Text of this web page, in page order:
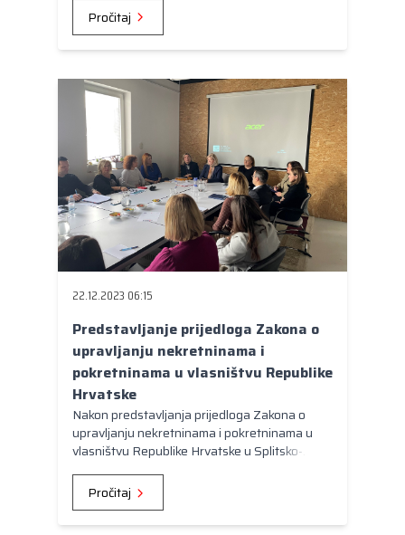
"Moramo zaustaviti negativne trendove i
onda malo po malo ih nastojati kombinacijom
različitih politika i demografskih mjera,
jačanjem standarda, a prije svega, uvjeren
sam u to, društvenim optimizmom, dovesti u
povoljniju situaciju, nego što je sada", istaknuo
Pročitaj
22.12.2023 06:15
Predstavljanje prijedloga Zakona o
upravljanju nekretninama i
pokretninama u vlasništvu Republike
Hrvatske
Nakon predstavljanja prijedloga Zakona o
upravljanju nekretninama i pokretninama u
vlasništvu Republike Hrvatske u Splitsko-
dalmatinskoj, Virovitičko-podravskoj,
Krapinsko-zagorskoj, te na sastanku Vlade
Republike Hrvatske sa županima, prijedlog
predmetnog Zakona prezentiran je i članovima
Pročitaj